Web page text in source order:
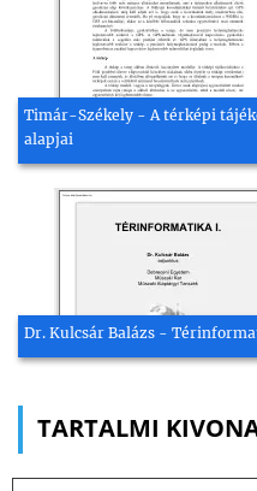
Timár-Székely - A térképi
alapjai
Dr. Kulcsár Balázs -
TARTALMI